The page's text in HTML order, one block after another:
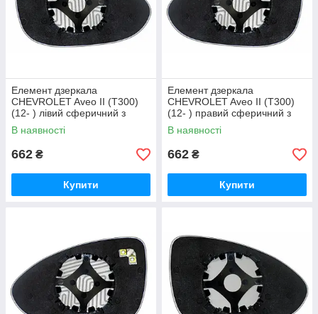
Елемент дзеркала
CHEVROLET Aveo II (T300)
(12- ) лівий сферичний з
обігрівом
В наявності
662 ₴
Купити
Елемент дзеркала
CHEVROLET Aveo II (T300)
(12- ) правий сферичний з
обігрівом
В наявності
662 ₴
Купити